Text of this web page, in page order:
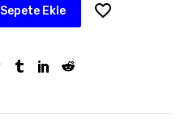
Sepete Ekle